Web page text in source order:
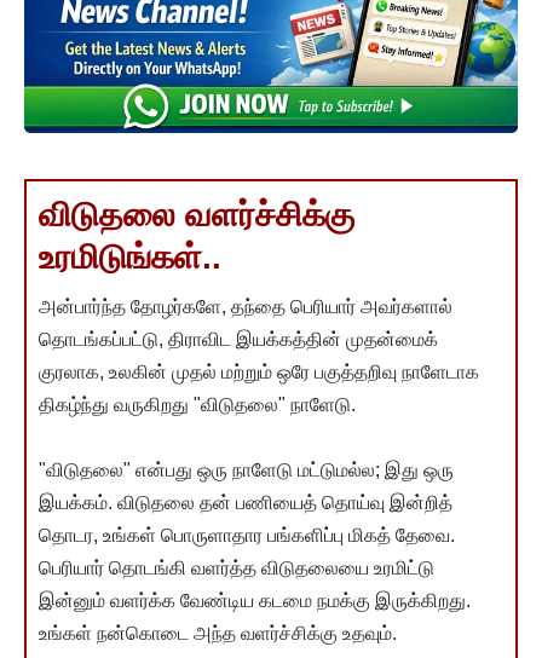
விடுதலை வளர்ச்சிக்கு
உரமிடுங்கள்..
அன்பார்ந்த தோழர்களே, தந்தை பெரியார் அவர்களால்
தொடங்கப்பட்டு, திராவிட இயக்கத்தின் முதன்மைக்
குரலாக, உலகின் முதல் மற்றும் ஒரே பகுத்தறிவு நாளேடாக
திகழ்ந்து வருகிறது "விடுதலை" நாளேடு.
"விடுதலை" என்பது ஒரு நாளேடு மட்டுமல்ல; இது ஒரு
இயக்கம். விடுதலை தன் பணியைத் தொய்வு இன்றித்
தொடர, உங்கள் பொருளாதார பங்களிப்பு மிகத் தேவை.
பெரியார் தொடங்கி வளர்த்த விடுதலையை உரமிட்டு
இன்னும் வளர்க்க வேண்டிய கடமை நமக்கு இருக்கிறது.
உங்கள் நன்கொடை அந்த வளர்ச்சிக்கு உதவும்.